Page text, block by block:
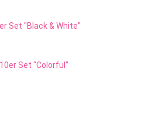
Set "Black & White"